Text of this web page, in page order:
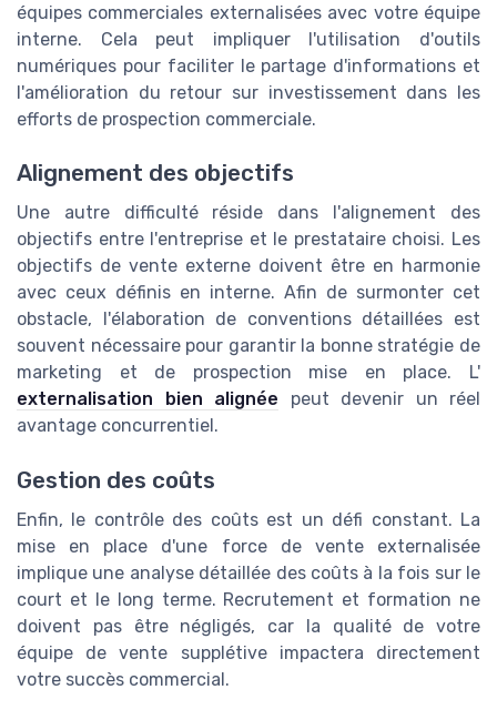
équipes commerciales externalisées avec votre équipe
interne. Cela peut impliquer l'utilisation d'outils
numériques pour faciliter le partage d'informations et
l'amélioration du retour sur investissement dans les
efforts de prospection commerciale.
Alignement des objectifs
Une autre difficulté réside dans l'alignement des
objectifs entre l'entreprise et le prestataire choisi. Les
objectifs de vente externe doivent être en harmonie
avec ceux définis en interne. Afin de surmonter cet
obstacle, l'élaboration de conventions détaillées est
souvent nécessaire pour garantir la bonne stratégie de
marketing et de prospection mise en place. L'
externalisation bien alignée peut devenir un réel
avantage concurrentiel.
Gestion des coûts
Enfin, le contrôle des coûts est un défi constant. La
mise en place d'une force de vente externalisée
implique une analyse détaillée des coûts à la fois sur le
court et le long terme. Recrutement et formation ne
doivent pas être négligés, car la qualité de votre
équipe de vente supplétive impactera directement
votre succès commercial.